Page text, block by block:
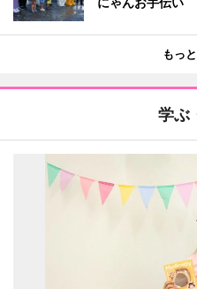
もっ
学ぶ